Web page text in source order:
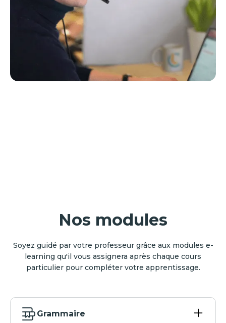
Nos modules
Soyez guidé par votre professeur grâce aux modules e-
learning qu'il vous assignera après chaque cours
particulier pour compléter votre apprentissage.
Grammaire